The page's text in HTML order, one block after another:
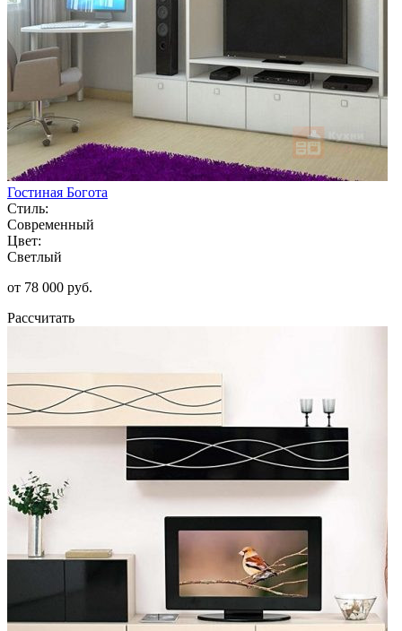
Гостиная Богота
Стиль:
Современный
Цвет:
Светлый
от 78 000 руб.
Рассчитать